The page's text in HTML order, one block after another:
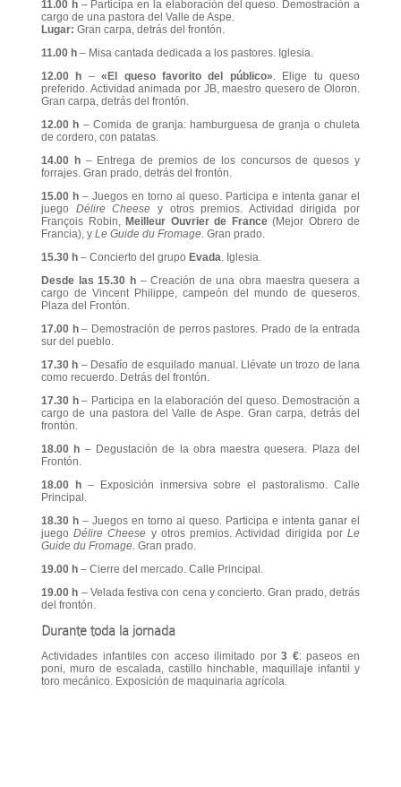
11.00 h– Participa en la elaboración del queso. Demostración a
cargo de una pastora del Valle de Aspe.
Lugar: Gran carpa, detrás del frontón.
11.00 h – Misa cantada dedicada a los pastores. Iglesia.
12.00 h –«El queso favorito del público». Elige tu queso
preferido. Actividad animada por JB, maestro quesero de Oloron.
Gran carpa, detrás del frontón.
12.00 h – Comida de granja: hamburguesa de granja o chuleta
de cordero, con patatas.
14.00 h– Entrega de premios de los concursos de quesos y
forrajes. Gran prado, detrás del frontón.
15.00 h – Juegos en torno al queso. Participa e intenta ganar el
juego Délire Cheese y otros premios. Actividad dirigida por
François Robin, Meilleur Ouvrier de France(Mejor Obrero de
Francia), y Le Guide du Fromage. Gran prado.
15.30 h – Concierto del grupo Evada. Iglesia.
Desde las 15.30 h– Creación de una obra maestra quesera a
cargo de Vincent Philippe, campeón del mundo de queseros.
Plaza del Frontón.
17.00 h– Demostración de perros pastores. Prado de la entrada
sur del pueblo.
17.30 h – Desafío de esquilado manual. Llévate un trozo de lana
como recuerdo. Detrás del frontón.
17.30 h– Participa en la elaboración del queso. Demostración a
cargo de una pastora del Valle de Aspe. Gran carpa, detrás del
frontón.
18.00 h – Degustación de la obra maestra quesera. Plaza del
Frontón.
18.00 h– Exposición inmersiva sobre el pastoralismo. Calle
Principal.
18.30 h – Juegos en torno al queso. Participa e intenta ganar el
juegoDélire Cheese y otros premios. Actividad dirigida porLe
Guide du Fromage. Gran prado.
19.00 h – Cierre del mercado. Calle Principal.
19.00 h – Velada festiva con cena y concierto. Gran prado, detrás
del frontón.
Durante toda la jornada
Actividades infantiles con acceso ilimitado por3 €: paseos en
poni, muro de escalada, castillo hinchable, maquillaje infantil y
toro mecánico. Exposición de maquinaria agrícola.